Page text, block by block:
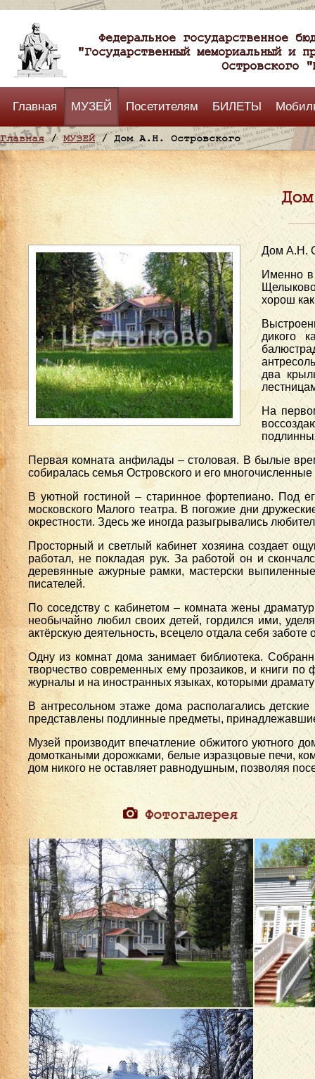
Федеральное государственное
"Государственный мемориальный и
Островского
Главная МУЗЕЙ Посетителям БИЛЕТЫ
Главная/МУЗЕЙ/ Дом А.Н. Островского
Дом А.Н.
Именно в
хорош
дикого
два
На
Первая комната анфилады – столовая. В былые
собиралась семья Островского и его
В уютной гостиной – старинное фортепиано. Под
московского Малого театра. В погожие дни
окрестности. Здесь же иногда разыгрывались
Просторный и светлый кабинет хозяина создает
работал, не покладая рук. За работой он и
деревянные ажурные рамки, мастерски
писателей.
По соседству с кабинетом – комната жены
необычайно любил своих детей, гордился ими,
актёрскую деятельность, всецело отдала себя
Одну из комнат дома занимает библиотека.
творчество современных ему прозаиков, и книги по
журналы и на иностранных языках, которыми
В антресольном этаже дома располагались
представлены подлинные предметы,
Музей производит впечатление обжитого уютного
домоткаными дорожками, белые изразцовые печи,
дом никого не оставляет равнодушным, позволяя
Фотогалерея